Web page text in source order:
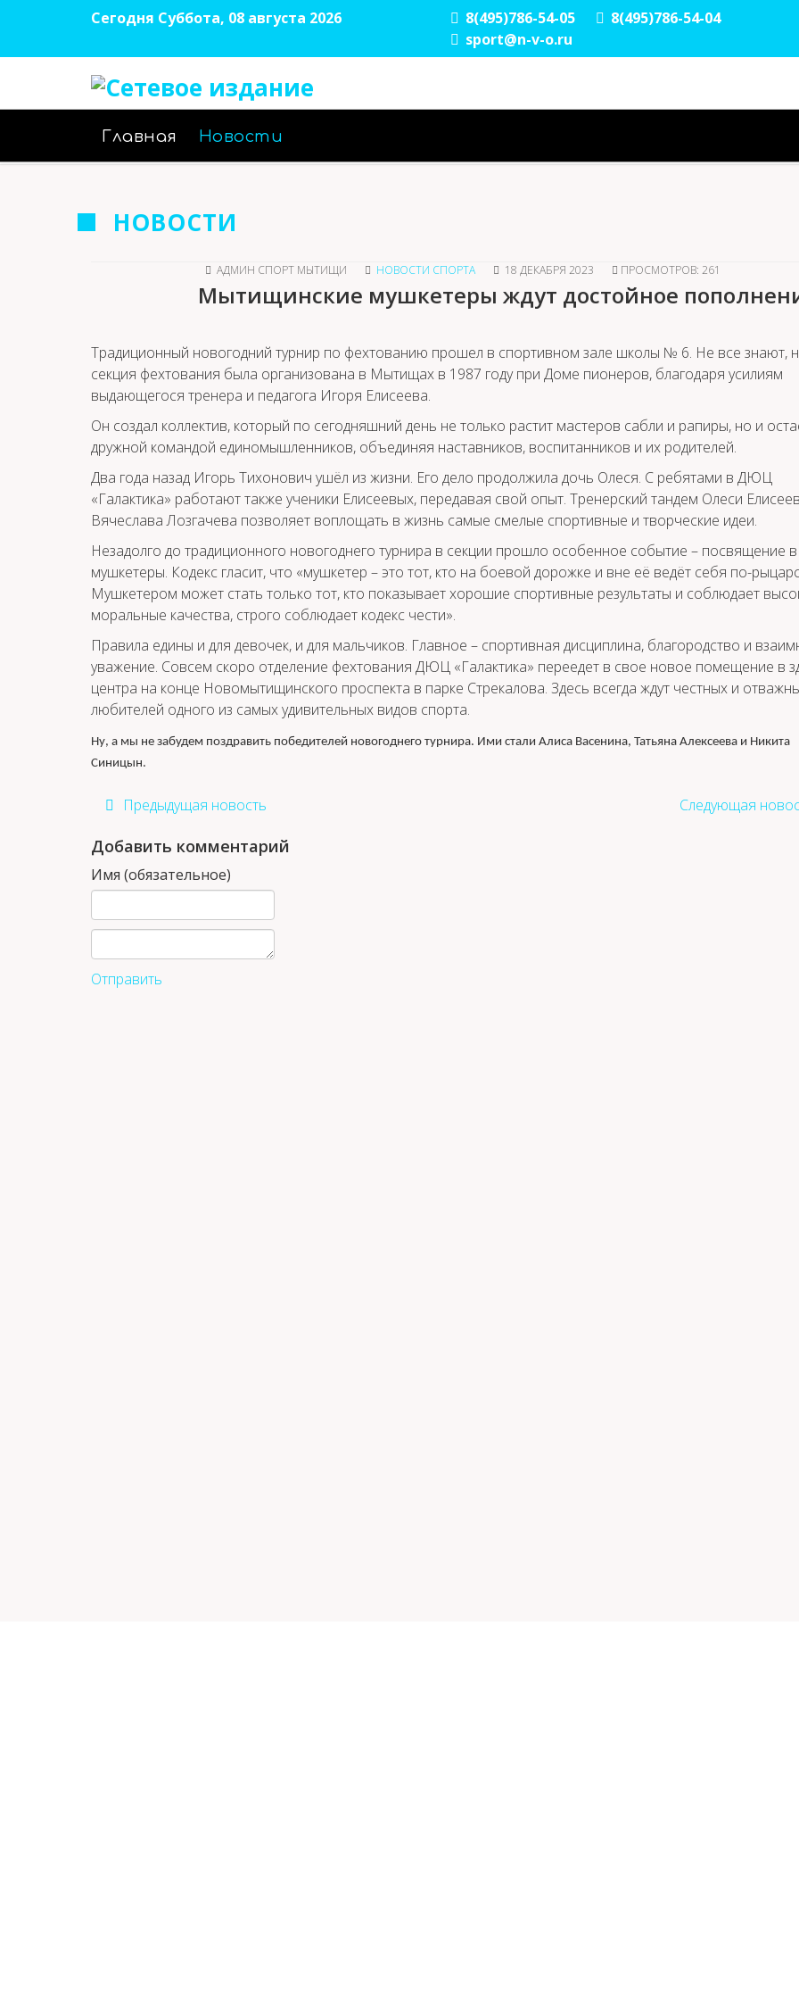
Сегодня Суббота, 08 августа 2026 8(495)786-54-05
8(495)786-54-04
sport@n-v-o.ru
Главная Новости
НОВОСТИ
АДМИН СПОРТ МЫТИЩИ НОВОСТИ СПОРТА 18 ДЕКАБРЯ 2023 ПРОСМОТРОВ: 261
Мытищинские мушкетеры ждут достойное
Традиционный новогодний турнир по фехтованию прошел в спортивном зале школы № 6. Не все знают,
секция фехтования была организована в Мытищах в 1987 году при Доме пионеров, благодаря усилиям
выдающегося тренера и педагога Игоря Елисеева.
Он создал коллектив, который по сегодняшний день не только растит мастеров сабли и рапиры, но и
дружной командой единомышленников, объединяя наставников, воспитанников и их родителей.
Два года назад Игорь Тихонович ушёл из жизни. Его дело продолжила дочь Олеся. С ребятами в ДЮЦ
«Галактика» работают также ученики Елисеевых, передавая свой опыт. Тренерский тандем Олеси
Вячеслава Лозгачева позволяет воплощать в жизнь самые смелые спортивные и творческие идеи.
Незадолго до традиционного новогоднего турнира в секции прошло особенное событие – посвящение в
мушкетеры. Кодекс гласит, что «мушкетер – это тот, кто на боевой дорожке и вне её ведёт себя по-
Мушкетером может стать только тот, кто показывает хорошие спортивные результаты и соблюдает
моральные качества, строго соблюдает кодекс чести».
Правила едины и для девочек, и для мальчиков. Главное – спортивная дисциплина, благородство и
уважение. Совсем скоро отделение фехтования ДЮЦ «Галактика» переедет в свое новое помещение в
центра на конце Новомытищинского проспекта в парке Стрекалова. Здесь всегда ждут честных и
любителей одного из самых удивительных видов спорта.
Ну, а мы не забудем поздравить победителей новогоднего турнира. Ими стали Алиса Васенина, Татьяна Алексеева и Никита
Синицын.
Предыдущая новость Следующая
Добавить комментарий
Имя (обязательное)
Отправить